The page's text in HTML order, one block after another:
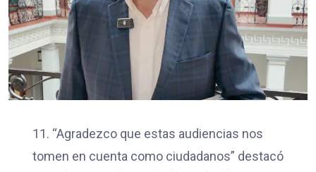
11. “Agradezco que estas audiencias nos
tomen en cuenta como ciudadanos” destacó